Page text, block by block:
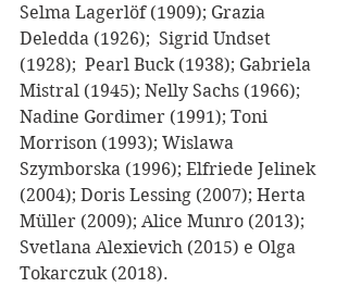
Selma Lagerlöf (1909); Grazia
Deledda (1926);  Sigrid Undset
(1928);  Pearl Buck (1938); Gabriela
Mistral (1945); Nelly Sachs (1966);
Nadine Gordimer (1991); Toni
Morrison (1993); Wislawa
Szymborska (1996); Elfriede Jelinek
(2004); Doris Lessing (2007); Herta
Müller (2009); Alice Munro (2013);
Svetlana Alexievich (2015) e Olga
Tokarczuk (2018).